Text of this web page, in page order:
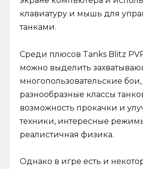
клавиатуру и мышь для
танками.
Среди плюсов Tanks Blitz
можно выделить
многопользовательские бои,
разнообразные классы
возможность прокачки и
техники, интересные
реалистичная физика.
Однако в игре есть и